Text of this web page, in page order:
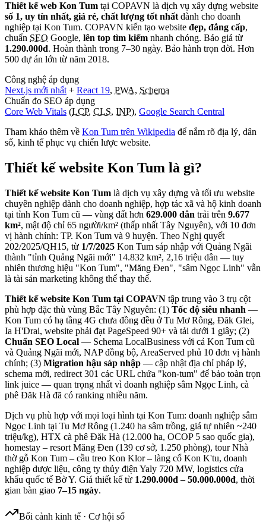
Thiết kế web Kon Tum tại COPAVN là dịch vụ xây dựng website
số 1, uy tín nhất, giá rẻ, chất lượng tốt nhất dành cho doanh
nghiệp tại Kon Tum. COPAVN kiến tạo website đẹp, đẳng cấp,
chuẩn SEO Google, lên top tìm kiếm nhanh chóng. Báo giá từ
1.290.000đ. Hoàn thành trong 7–30 ngày. Bảo hành trọn đời. Hơn
500 dự án lớn từ năm 2018.
Công nghệ áp dụng
Next.js mới nhất + React 19, PWA, Schema
Chuẩn đo SEO áp dụng
Core Web Vitals (LCP, CLS, INP), Google Search Central
Tham khảo thêm về Kon Tum trên Wikipedia để nắm rõ địa lý, dân
số, kinh tế phục vụ chiến lược website.
Thiết kế website Kon Tum là gì?
Thiết kế website Kon Tum là dịch vụ xây dựng và tối ưu website
chuyên nghiệp dành cho doanh nghiệp, hợp tác xã và hộ kinh doanh
tại tỉnh Kon Tum cũ — vùng đất hơn 629.000 dân trải trên 9.677
km², mật độ chỉ 65 người/km² (thấp nhất Tây Nguyên), với 10 đơn
vị hành chính: TP. Kon Tum và 9 huyện. Theo Nghị quyết
202/2025/QH15, từ 1/7/2025 Kon Tum sáp nhập với Quảng Ngãi
thành "tỉnh Quảng Ngãi mới" 14.832 km², 2,16 triệu dân — tuy
nhiên thương hiệu "Kon Tum", "Măng Đen", "sâm Ngọc Linh" vẫn
là tài sản marketing không thể thay thế.
Thiết kế website Kon Tum tại COPAVN tập trung vào 3 trụ cột
phù hợp đặc thù vùng Bắc Tây Nguyên: (1) Tốc độ siêu nhanh —
Kon Tum có hạ tầng 4G chưa đồng đều ở Tu Mơ Rông, Đăk Glei,
Ia H'Drai, website phải đạt PageSpeed 90+ và tải dưới 1 giây; (2)
Chuẩn SEO Local — Schema LocalBusiness với cả Kon Tum cũ
và Quảng Ngãi mới, NAP đồng bộ, AreaServed phủ 10 đơn vị hành
chính; (3) Migration hậu sáp nhập — cập nhật địa chỉ pháp lý,
schema mới, redirect 301 các URL chứa "kon-tum" để bảo toàn trọn
link juice — quan trọng nhất vì doanh nghiệp sâm Ngọc Linh, cà
phê Đăk Hà đã có ranking nhiều năm.
Dịch vụ phù hợp với mọi loại hình tại Kon Tum: doanh nghiệp sâm
Ngọc Linh tại Tu Mơ Rông (1.240 ha sâm trồng, giá tự nhiên ~240
triệu/kg), HTX cà phê Đăk Hà (12.000 ha, OCOP 5 sao quốc gia),
homestay – resort Măng Đen (139 cơ sở, 1.250 phòng), tour Nhà
thờ gỗ Kon Tum – cầu treo Kon Klor – làng cổ Kon K'tu, doanh
nghiệp dược liệu, công ty thủy điện Yaly 720 MW, logistics cửa
khẩu quốc tế Bờ Y. Giá thiết kế từ 1.290.000đ – 50.000.000đ, thời
gian bàn giao 7–15 ngày.
Bối cảnh kinh tế · Cơ hội số